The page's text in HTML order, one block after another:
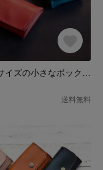
送料無料